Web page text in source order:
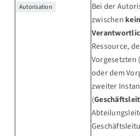
Autorisation
Bei der
zwischen
Ressource,
Vorgesetzten
oder dem
zweiter
(